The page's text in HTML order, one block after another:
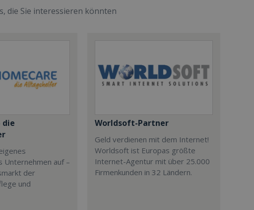
die Sie interessieren könnten
die
Unternehmen auf –
der
und
Worldsoft-Partner
Geld verdienen mit dem Internet!
Worldsoft ist Europas größte
Internet-Agentur mit über 25.000
Firmenkunden in 32 Ländern.